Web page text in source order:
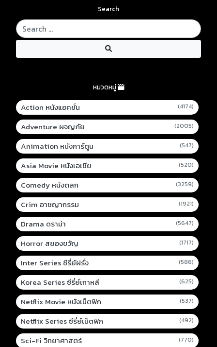
Search
หมวดหมู่
Action หนังแอคชั่น (4174)
Adventure ผจญภัย (2005)
Animation หนังการ์ตูน (547)
Asia Movie หนังเอเชีย (520)
Comedy หนังตลก (3259)
Crim อาชญากรรม (1921)
Drama ดราม่า (5647)
Horror สยองขวัญ (1717)
Inter Series ซีรี่ย์ฝรั่ง (586)
Korea Series ซีรี่ย์เกาหลี (625)
Netflix Movie หนังเน็ตฟิก (537)
Netflix Series ซีรี่ย์เน็ตฟิก (492)
Sci-Fi วิทยาศาสตร์ (770)